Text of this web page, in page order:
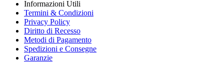
Informazioni Utili
Termini & Condizioni
Privacy Policy
Diritto di Recesso
Metodi di Pagamento
Spedizioni e Consegne
Garanzie